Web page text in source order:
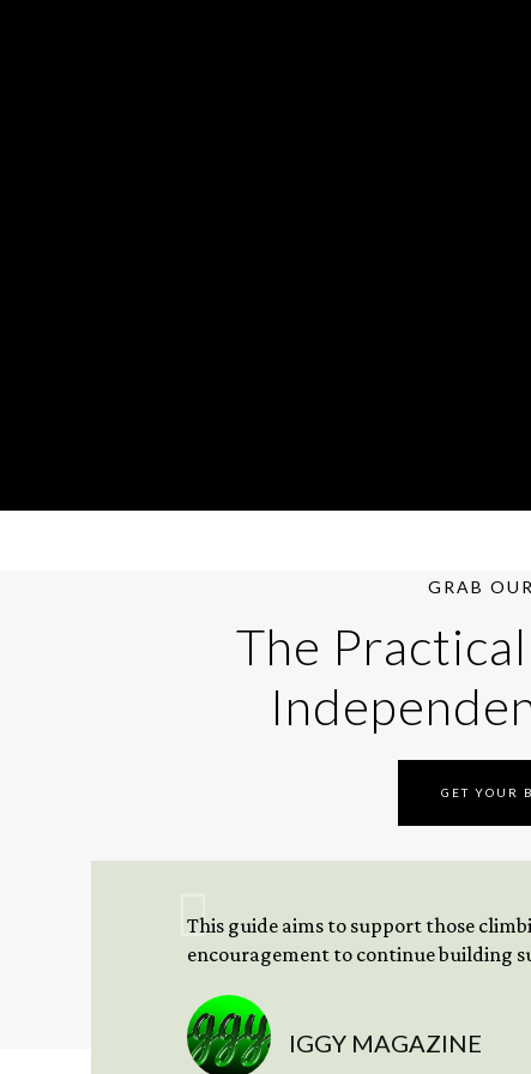
GRAB
The
GET YOUR
This guide aims to support those
encouragement to continue building
IGGY MAGAZINE